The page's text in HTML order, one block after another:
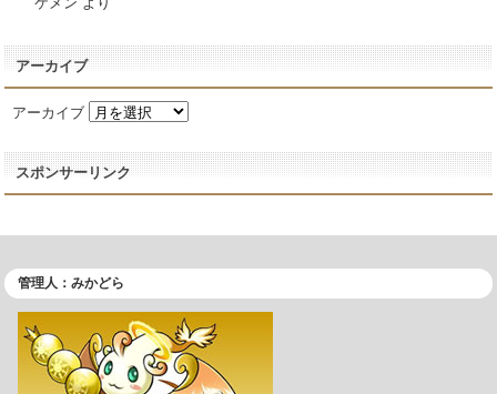
アーカイブ
アーカイブ
スポンサーリンク
管理人：みかどら